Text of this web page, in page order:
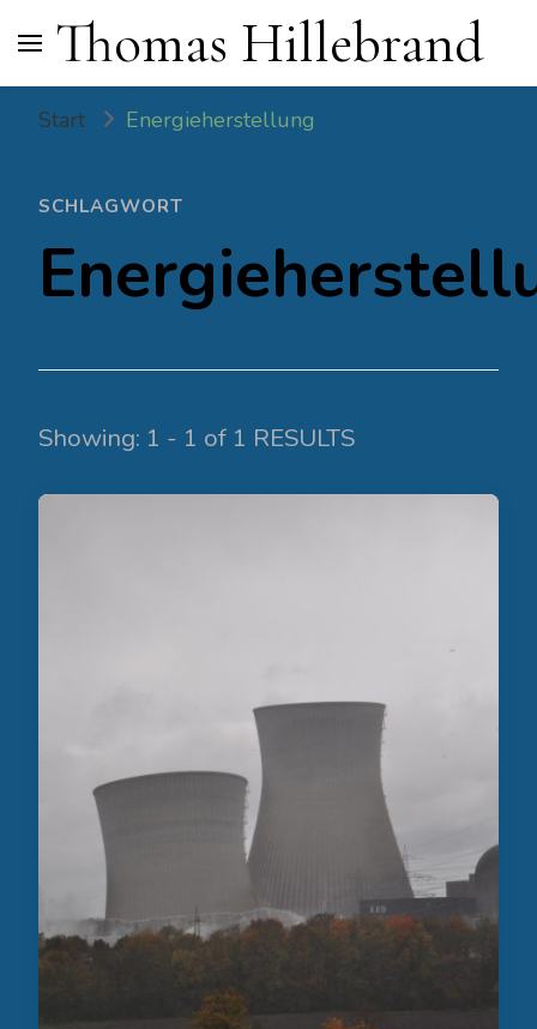
Thomas Hillebrand
Start Energieherstellung
SCHLAGWORT
Showing: 1 - 1 of 1 RESULTS